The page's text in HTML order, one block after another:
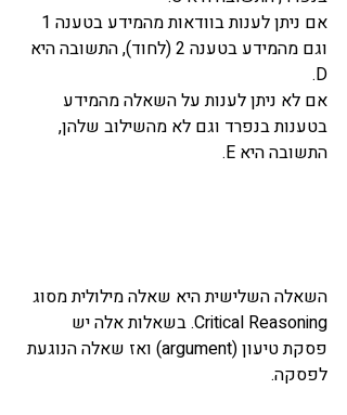
וגם מהמידע בטענה 2 (לחוד), התשובה היא
D.
אם לא ניתן לענות על השאלה מהמידע
בטענות בנפרד וגם לא מהשילוב שלהן,
התשובה היא E.
השאלה השלישית היא שאלה מילולית מסוג
Critical Reasoning. בשאלות אלה יש
פסקת טיעון (argument) ואז שאלה הנוגעת
לפסקה.